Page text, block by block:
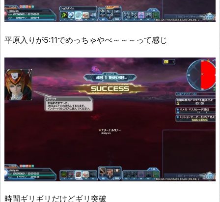
平原入りが5:11でめっちゃやべ～～～って感じ
時間ギリギリだけどギリ突破